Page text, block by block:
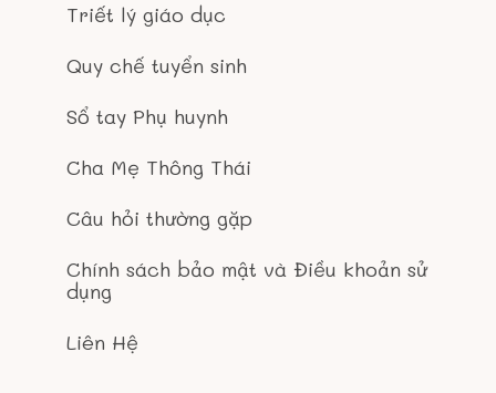
Triết lý giáo dục
Quy chế tuyển sinh
Sổ tay Phụ huynh
Cha Mẹ Thông Thái
Câu hỏi thường gặp
Chính sách bảo mật và Điều khoản sử
dụng
Liên Hệ